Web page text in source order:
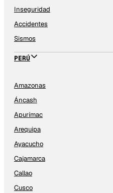
Inseguridad
Accidentes
Sismos
PERÚ
Amazonas
Áncash
Apurímac
Arequipa
Ayacucho
Cajamarca
Callao
Cusco